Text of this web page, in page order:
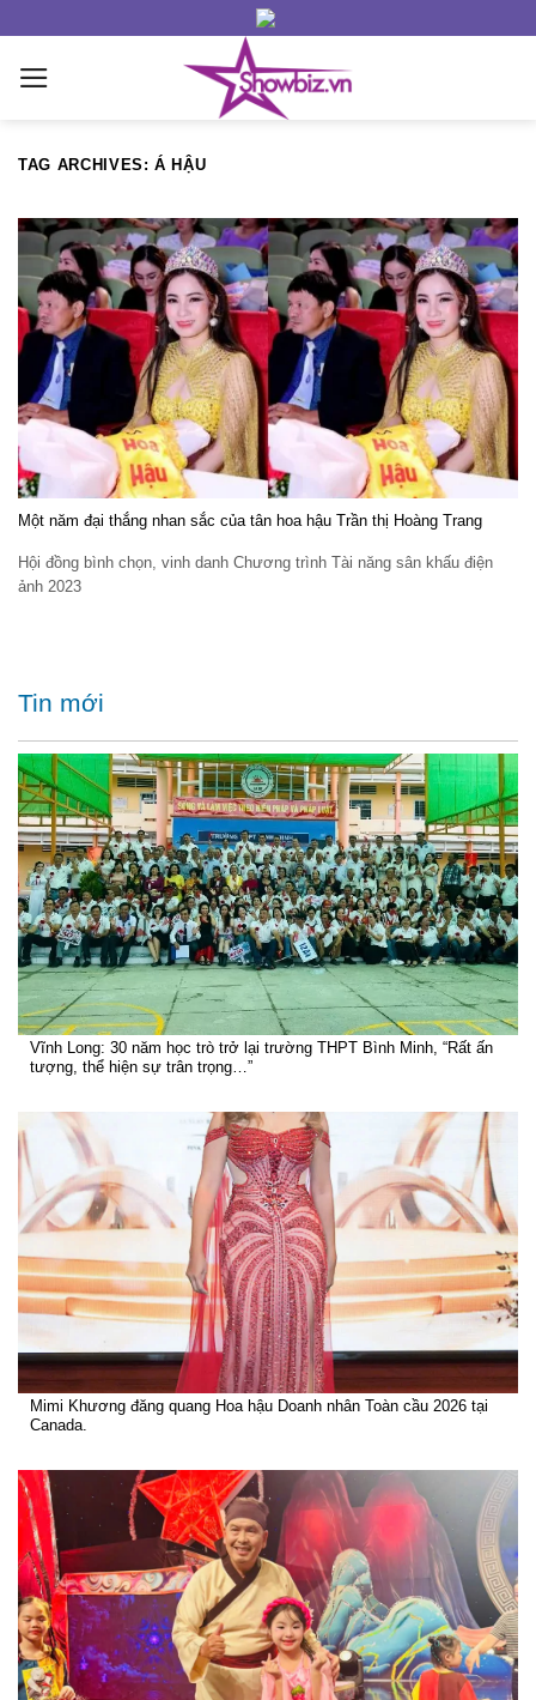
content
TAG ARCHIVES:Á HẬU
Một năm đại thắng nhan sắc của tân hoa hậu Trần thị Hoàng Trang
Hội đồng bình chọn, vinh danh Chương trình Tài năng sân khấu điện
ảnh 2023
Tin mới
Vĩnh Long: 30 năm học trò trở lại trường THPT Bình Minh, “Rất ấn
tượng, thể hiện sự trân trọng…”
Mimi Khương đăng quang Hoa hậu Doanh nhân Toàn cầu 2026 tại
Canada.